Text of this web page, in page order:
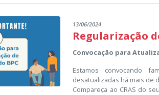
no dia
09 de dezembroe se encerrarão no dia
13/06/2024
Regularização
Convocação para
Estamos convocando
desatualizadas há mais de
Compareça ao CRAS do